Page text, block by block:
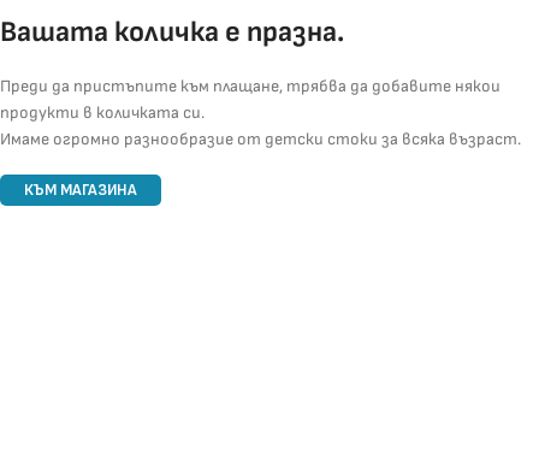
Вашата количка е празна.
Преди да пристъпите към плащане, трябва да добавите някои
продукти в количката си.
Имаме огромно разнообразие от детски стоки за всяка възраст.
КЪМ МАГАЗИНА